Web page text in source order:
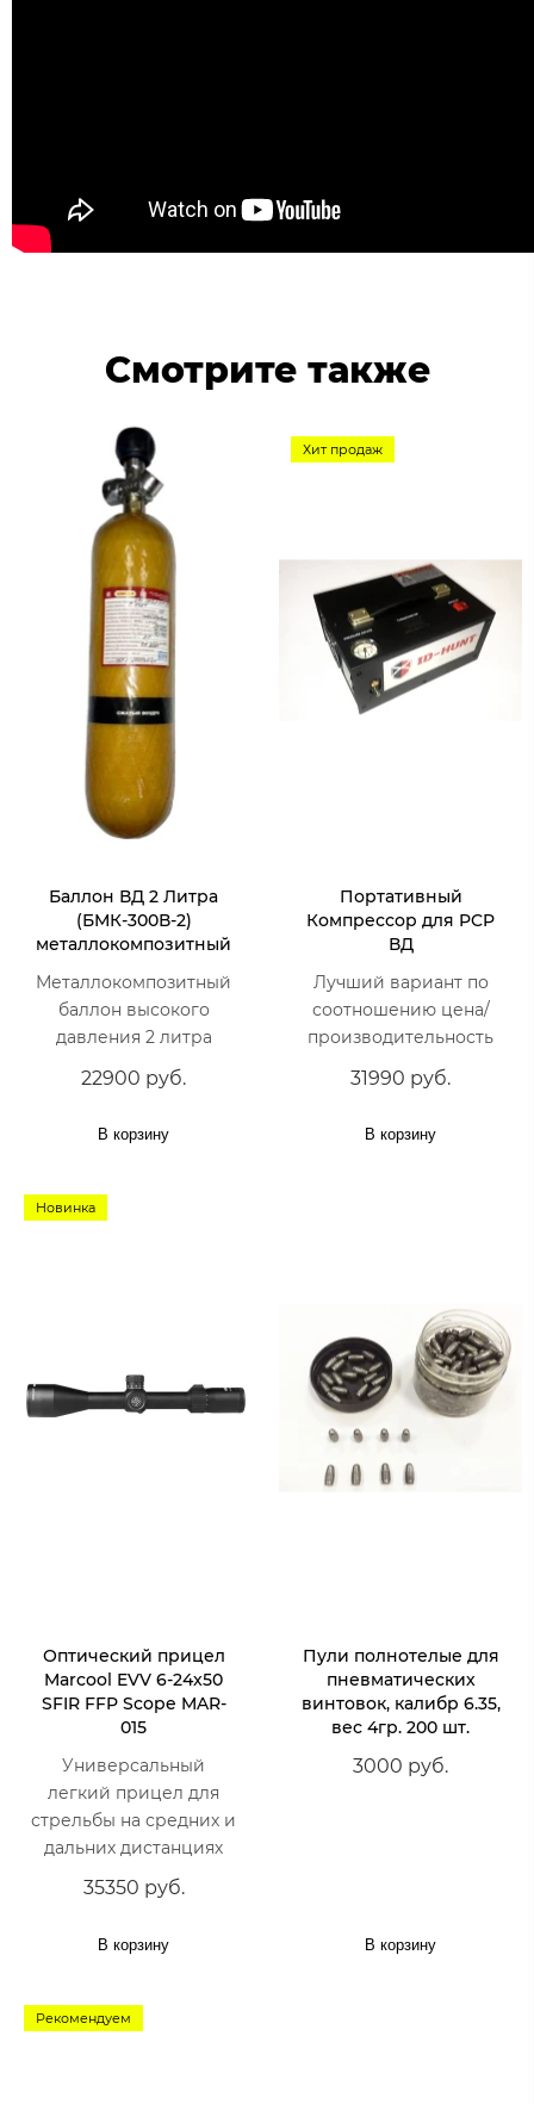
Смотрите также
Баллон ВД 2 Литра
(БМК-300В-2)
металлокомпозитный
Металлокомпозитный
баллон высокого
давления 2 литра
22900 руб.
В корзину
Хит продаж
Портативный
Компрессор для PCP
ВД
Лучший вариант по
соотношению цена/
производительность
31990 руб.
В корзину
Новинка
Оптический прицел
Marcool EVV 6-24x50
SFIR FFP Scope MAR-
015
Универсальный
легкий прицел для
стрельбы на средних и
дальних дистанциях
35350 руб.
В корзину
Пули полнотелые для
пневматических
винтовок, калибр 6.35,
вес 4гр. 200 шт.
3000 руб.
В корзину
Рекомендуем